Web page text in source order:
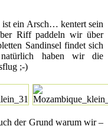
ist ein Arsch… kentert sein
Riff paddeln wir über
Sandinsel findet sich
haben wir die
;-)
der Grund warum wir –